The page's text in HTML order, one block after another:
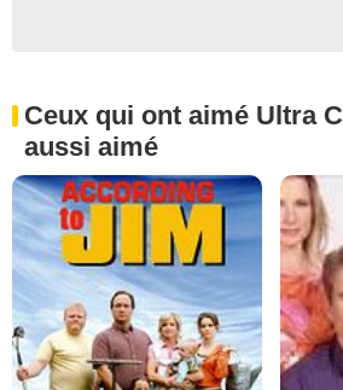
Ceux qui ont aimé Ultra
aussi aimé